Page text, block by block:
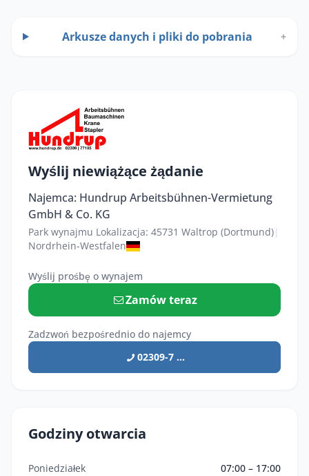
Arkusze danych i pliki do pobrania +
Wyślij niewiążące żądanie
Najemca: Hundrup Arbeitsbühnen-Vermietung
GmbH & Co. KG
Park wynajmu Lokalizacja: 45731 Waltrop (Dortmund)|
Nordrhein-Westfalen
Wyślij prośbę o wynajem
Zamów teraz
Zadzwoń bezpośrednio do najemcy
02309-7 ...
Godziny otwarcia
Poniedziałek 07:00 – 17:00